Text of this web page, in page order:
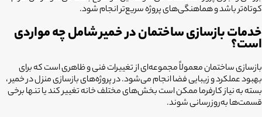
کوتاه‌تر باشد و هماهنگی‌های پروژه سریع‌تر انجام شود.
خدمات بازسازی ساختمان در خمیر شامل چه مواردی
است؟
بازسازی ساختمان معمولاً مجموعه‌ای از تغییرات فنی و ظاهری است که برای
بهبود عملکرد و زیبایی فضا انجام می‌شود. در پروژه‌های بازسازی منزل در خمیر ،
بسته به نیاز کارفرما ممکن است بخش‌های مختلف خانه تغییر کند یا تنها برخی
قسمت‌ها به‌روزرسانی شوند.